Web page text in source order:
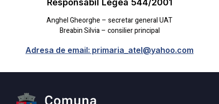
Responsabil Legea 544/2001
Anghel Gheorghe – secretar general UAT
Breabin Silvia – consilier principal
Adresa de email: primaria_atel@yahoo.com